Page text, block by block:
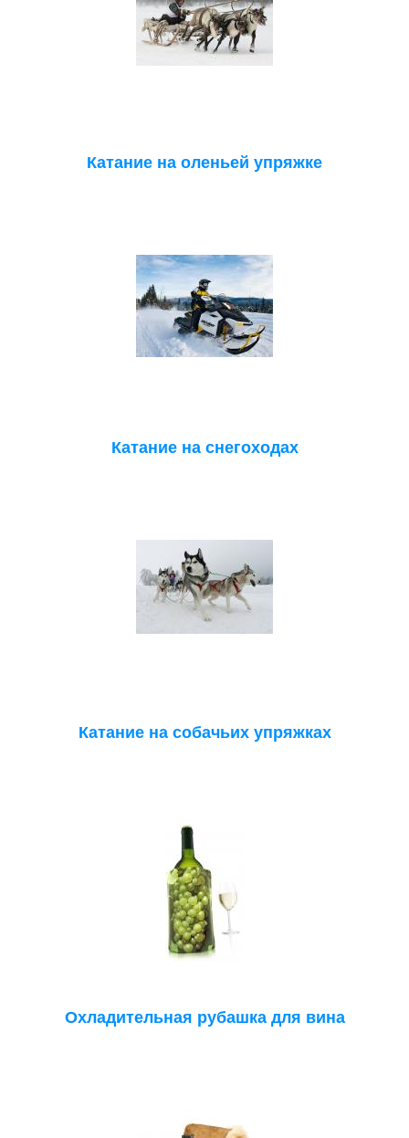
Катание на оленьей упряжке
Катание на снегоходах
Катание на собачьих упряжках
Охладительная рубашка для вина